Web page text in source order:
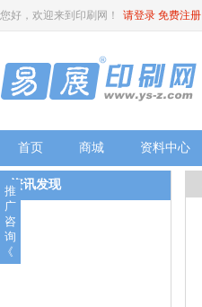
您好，欢迎来到印刷网！ 请登录 免费注册
首页 商城 资料中心
资讯发现
推
广
咨
询
《